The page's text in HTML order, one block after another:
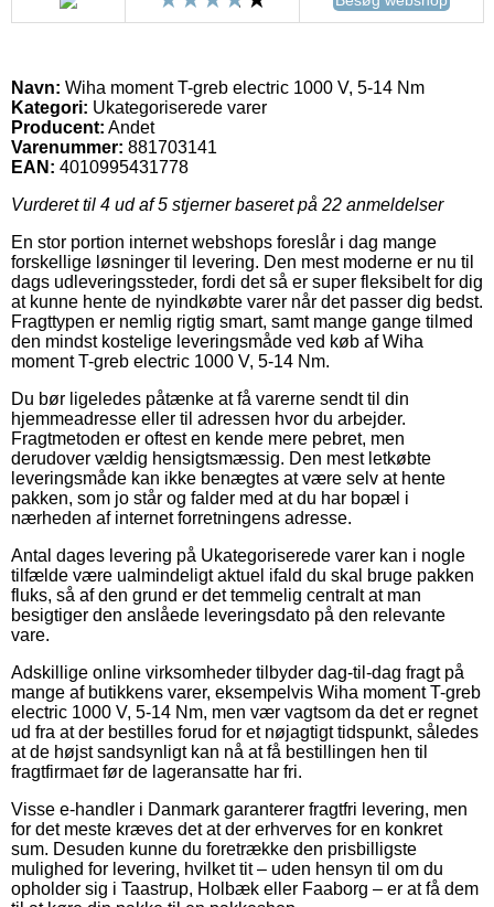
Navn: Wiha moment T-greb electric 1000 V, 5-14 Nm
Kategori: Ukategoriserede varer
Producent: Andet
Varenummer: 881703141
EAN: 4010995431778
Vurderet til 4 ud af 5 stjerner baseret på 22 anmeldelser
En stor portion internet webshops foreslår i dag mange
forskellige løsninger til levering. Den mest moderne er nu til
dags udleveringssteder, fordi det så er super fleksibelt for dig
at kunne hente de nyindkøbte varer når det passer dig bedst.
Fragttypen er nemlig rigtig smart, samt mange gange tilmed
den mindst kostelige leveringsmåde ved køb af Wiha
moment T-greb electric 1000 V, 5-14 Nm.
Du bør ligeledes påtænke at få varerne sendt til din
hjemmeadresse eller til adressen hvor du arbejder.
Fragtmetoden er oftest en kende mere pebret, men
derudover vældig hensigtsmæssig. Den mest letkøbte
leveringsmåde kan ikke benægtes at være selv at hente
pakken, som jo står og falder med at du har bopæl i
nærheden af internet forretningens adresse.
Antal dages levering på Ukategoriserede varer kan i nogle
tilfælde være ualmindeligt aktuel ifald du skal bruge pakken
fluks, så af den grund er det temmelig centralt at man
besigtiger den anslåede leveringsdato på den relevante
vare.
Adskillige online virksomheder tilbyder dag-til-dag fragt på
mange af butikkens varer, eksempelvis Wiha moment T-greb
electric 1000 V, 5-14 Nm, men vær vagtsom da det er regnet
ud fra at der bestilles forud for et nøjagtigt tidspunkt, således
at de højst sandsynligt kan nå at få bestillingen hen til
fragtfirmaet før de lageransatte har fri.
Visse e-handler i Danmark garanterer fragtfri levering, men
for det meste kræves det at der erhverves for en konkret
sum. Desuden kunne du foretrække den prisbilligste
mulighed for levering, hvilket tit – uden hensyn til om du
opholder sig i Taastrup, Holbæk eller Faaborg – er at få dem